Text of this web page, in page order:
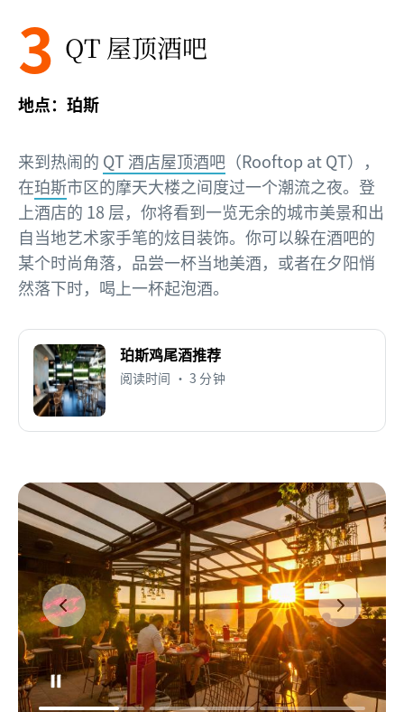
3 QT 屋顶酒吧
地点：珀斯
来到热闹的 QT 酒店屋顶酒吧 （Rooftop at QT），
在珀斯市区的摩天大楼之间度过一个潮流之夜。登
上酒店的 18 层，你将看到一览无余的城市美景和出
自当地艺术家手笔的炫目装饰。你可以躲在酒吧的
某个时尚角落，品尝一杯当地美酒，或者在夕阳悄
然落下时，喝上一杯起泡酒。
珀斯鸡尾酒推荐
阅读时间 • 3 分钟